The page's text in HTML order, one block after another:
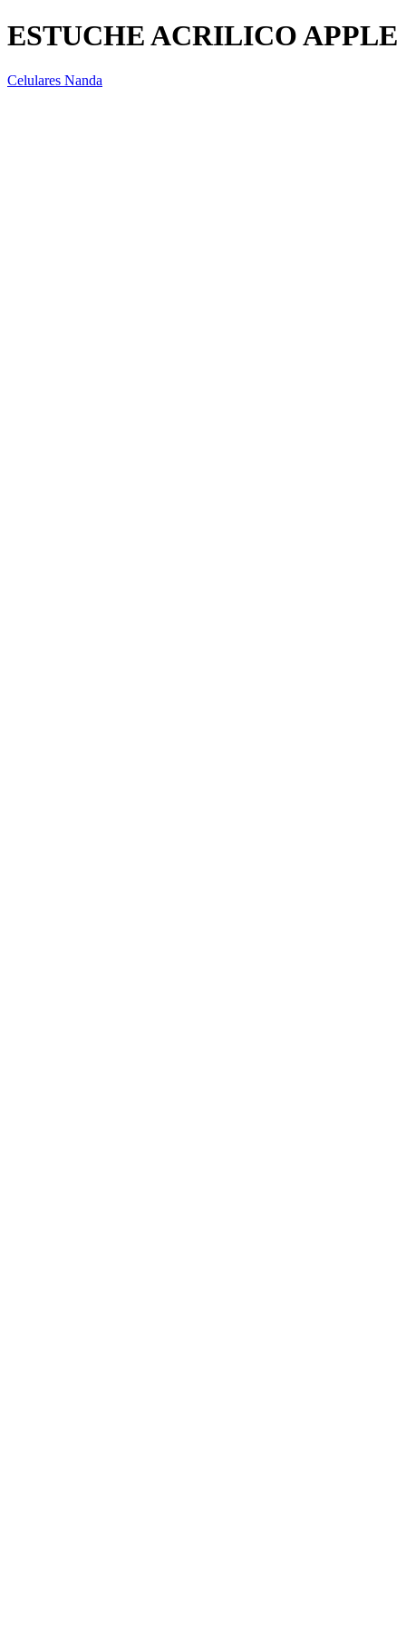
ESTUCHE ACRILICO APPLE
Celulares Nanda